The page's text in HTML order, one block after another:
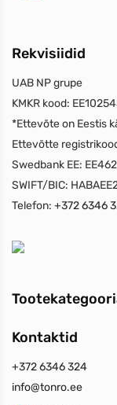
Rekvisiidid
UAB NP grupe
KMKR kood:
*Ettevõte on Eestis
Ettevõtte
Swedbank EE:
SWIFT/BIC:
Telefon: +372 6346
Kontaktid
+372 6346 324
info@tonro.ee